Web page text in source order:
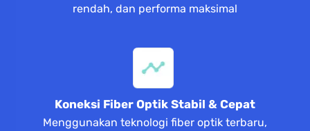
rendah, dan performa maksimal
Koneksi Fiber Optik Stabil & Cepat
Menggunakan teknologi fiber optik terbaru,